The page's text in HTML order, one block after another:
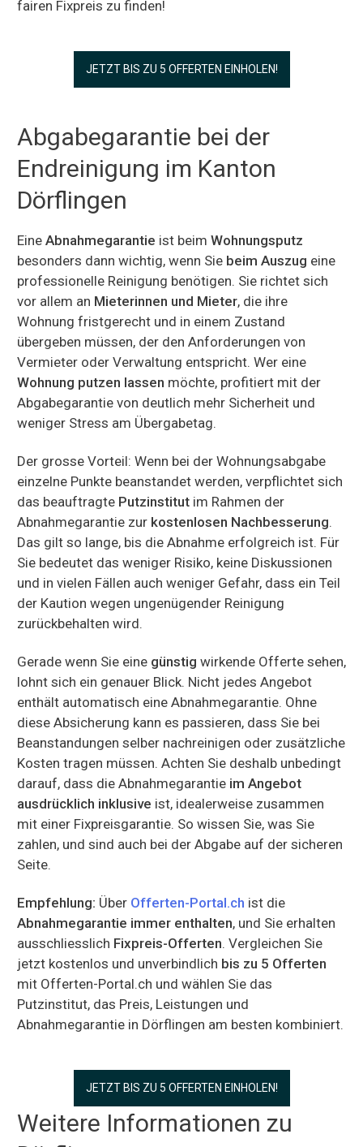
fairen Fixpreis zu finden!
JETZT BIS ZU 5 OFFERTEN EINHOLEN!
Abgabegarantie bei der
Endreinigung im Kanton
Dörflingen
Eine Abnahmegarantie ist beim Wohnungsputz
besonders dann wichtig, wenn Sie beim Auszug eine
professionelle Reinigung benötigen. Sie richtet sich
vor allem an Mieterinnen und Mieter, die ihre
Wohnung fristgerecht und in einem Zustand
übergeben müssen, der den Anforderungen von
Vermieter oder Verwaltung entspricht. Wer eine
Wohnung putzen lassen möchte, profitiert mit der
Abgabegarantie von deutlich mehr Sicherheit und
weniger Stress am Übergabetag.
Der grosse Vorteil: Wenn bei der Wohnungsabgabe
einzelne Punkte beanstandet werden, verpflichtet sich
das beauftragte Putzinstitut im Rahmen der
Abnahmegarantie zur kostenlosen Nachbesserung.
Das gilt so lange, bis die Abnahme erfolgreich ist. Für
Sie bedeutet das weniger Risiko, keine Diskussionen
und in vielen Fällen auch weniger Gefahr, dass ein Teil
der Kaution wegen ungenügender Reinigung
zurückbehalten wird.
Gerade wenn Sie eine günstig wirkende Offerte sehen,
lohnt sich ein genauer Blick. Nicht jedes Angebot
enthält automatisch eine Abnahmegarantie. Ohne
diese Absicherung kann es passieren, dass Sie bei
Beanstandungen selber nachreinigen oder zusätzliche
Kosten tragen müssen. Achten Sie deshalb unbedingt
darauf, dass die Abnahmegarantie im Angebot
ausdrücklich inklusive ist, idealerweise zusammen
mit einer Fixpreisgarantie. So wissen Sie, was Sie
zahlen, und sind auch bei der Abgabe auf der sicheren
Seite.
Empfehlung: Über Offerten-Portal.ch ist die
Abnahmegarantie immer enthalten, und Sie erhalten
ausschliesslich Fixpreis-Offerten. Vergleichen Sie
jetzt kostenlos und unverbindlich bis zu 5 Offerten
mit Offerten-Portal.ch und wählen Sie das
Putzinstitut, das Preis, Leistungen und
Abnahmegarantie in Dörflingen am besten kombiniert.
JETZT BIS ZU 5 OFFERTEN EINHOLEN!
Weitere Informationen zu